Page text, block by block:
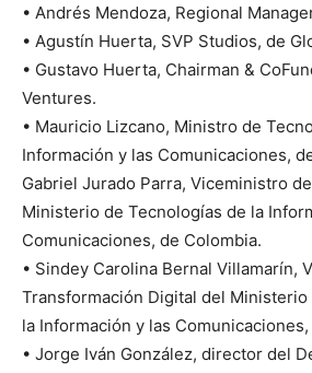
• Andrés Mendoza, Regional
• Agustín Huerta, SVP Studios, de
• Gustavo Huerta, Chairman &
Ventures.
• Mauricio Lizcano, Ministro de
Información y las Comunicaciones,
Gabriel Jurado Parra, Viceministro
Ministerio de Tecnologías de la
Comunicaciones, de Colombia.
• Sindey Carolina Bernal Villamarín,
Transformación Digital del Ministerio
la Información y las
• Jorge Iván González, director del